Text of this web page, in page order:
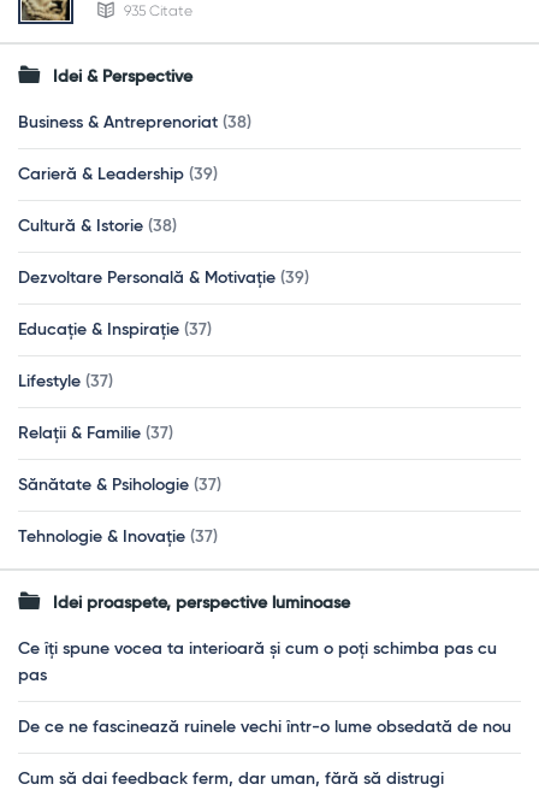
935 Citate
Idei & Perspective
Business & Antreprenoriat (38)
Carieră & Leadership (39)
Cultură & Istorie (38)
Dezvoltare Personală & Motivație (39)
Educație & Inspirație (37)
Lifestyle (37)
Relații & Familie (37)
Sănătate & Psihologie (37)
Tehnologie & Inovație (37)
Idei proaspete, perspective luminoase
Ce îți spune vocea ta interioară și cum o poți schimba pas cu
pas
De ce ne fascinează ruinele vechi într-o lume obsedată de nou
Cum să dai feedback ferm, dar uman, fără să distrugi